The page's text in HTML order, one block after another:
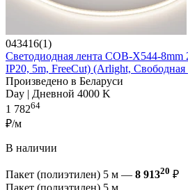
043416(1)
Светодиодная лента COB-X544-8mm
IP20, 5m, FreeCut) (Arlight, Свободная
Произведено в Беларуси
Day | Дневной 4000 K
1 78264
₽/м
В наличии
Пакет (полиэтилен) 5 м — 8 91320 ₽